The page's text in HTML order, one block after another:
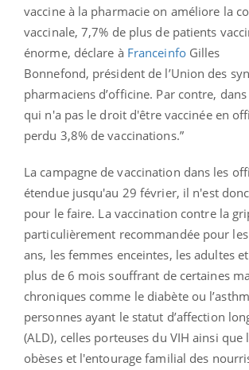
vaccine à la pharmacie on améliore la
vaccinale, 7,7% de plus de patients
énorme, déclare à FranceinfoGilles
Bonnefond, président de l’Union des
pharmaciens d’officine. Par contre,
qui n'a pas le droit d'être vaccinée en
perdu 3,8% de vaccinations.”
La campagne de vaccination dans les
étendue jusqu'au 29 février, il n'est
pour le faire. La vaccination contre la
particulièrement recommandée pour
ans, les femmes enceintes, les adultes
plus de 6 mois souffrant de certaines
chroniques comme le diabète ou
personnes ayant le statut d’affection
(ALD), celles porteuses du VIH ainsi que
obèses et l'entourage familial des